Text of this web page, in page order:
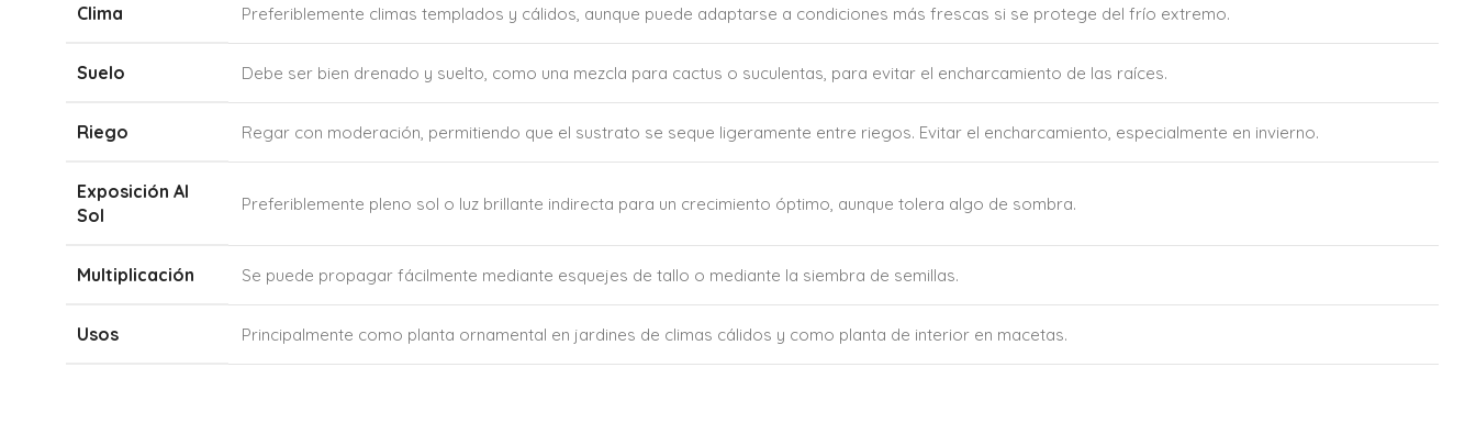
Clima Preferiblemente climas templados y cálidos, aunque puede adaptarse a condiciones más frescas si se protege del frío extremo.
Suelo Debe ser bien drenado y suelto, como una mezcla para cactus o suculentas, para evitar el encharcamiento de las raíces.
Riego Regar con moderación, permitiendo que el sustrato se seque ligeramente entre riegos. Evitar el encharcamiento, especialmente en invierno.
Exposición Al
Sol
Preferiblemente pleno sol o luz brillante indirecta para un crecimiento óptimo, aunque tolera algo de sombra.
Multiplicación Se puede propagar fácilmente mediante esquejes de tallo o mediante la siembra de semillas.
Usos Principalmente como planta ornamental en jardines de climas cálidos y como planta de interior en macetas.